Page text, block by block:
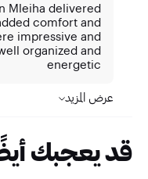
Mleiha delivered
comfort and
impressive and
organized and
energetic
عرض المزيد
قد يعجبك